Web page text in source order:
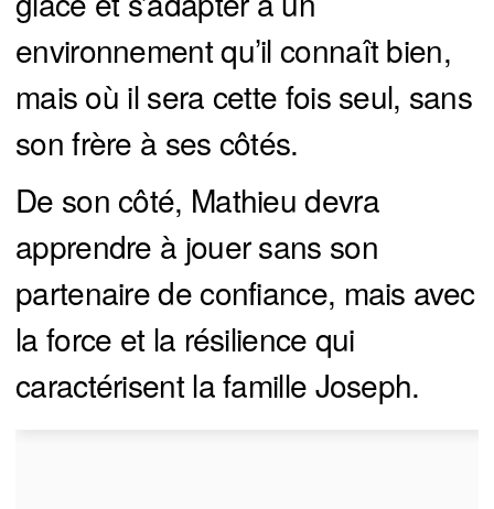
environnement qu’il connaît bien,
mais où il sera cette fois seul, sans
son frère à ses côtés.
De son côté, Mathieu devra
apprendre à jouer sans son
partenaire de confiance, mais avec
la force et la résilience qui
caractérisent la famille Joseph.